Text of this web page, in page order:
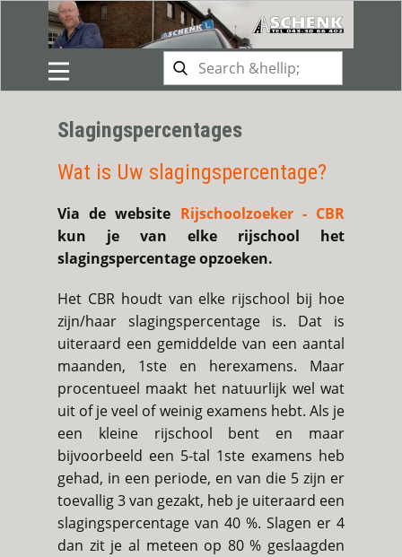
Slagingspercentages
Wat is Uw slagingspercentage?
Via de website Rijschoolzoeker - CBR
kun je van elke rijschool het
slagingspercentage opzoeken.
Het CBR houdt van elke rijschool bij hoe
zijn/haar slagingspercentage is. Dat is
uiteraard een gemiddelde van een aantal
maanden, 1ste en herexamens. Maar
procentueel maakt het natuurlijk wel wat
uit of je veel of weinig examens hebt. Als je
een kleine rijschool bent en maar
bijvoorbeeld een 5-tal 1ste examens heb
gehad, in een periode, en van die 5 zijn er
toevallig 3 van gezakt, heb je uiteraard een
slagingspercentage van 40 %. Slagen er 4
dan zit je al meteen op 80 % geslaagden